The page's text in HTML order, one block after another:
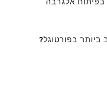
ביותר בפורטוגל?